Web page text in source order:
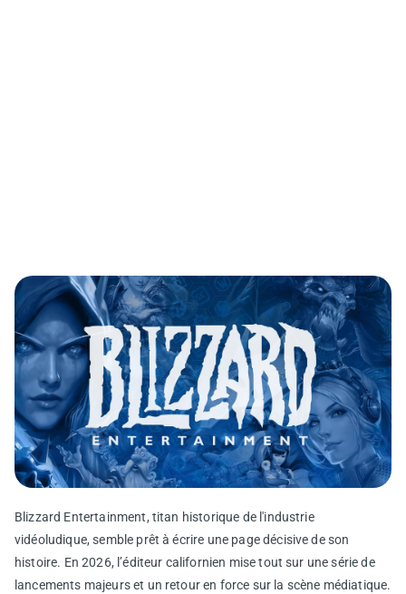
Blizzard Entertainment, titan historique de l'industrie
vidéoludique, semble prêt à écrire une page décisive de son
histoire. En 2026, l’éditeur californien mise tout sur une série de
lancements majeurs et un retour en force sur la scène médiatique.